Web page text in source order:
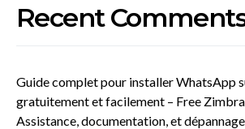
Recent
Guide complet pour installer WhatsApp
gratuitement et facilement – Free Zimbra
Assistance, documentation, et dépannage